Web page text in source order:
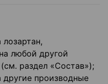
лозартан,
любой другой
раздел «Состав»);
другие производные